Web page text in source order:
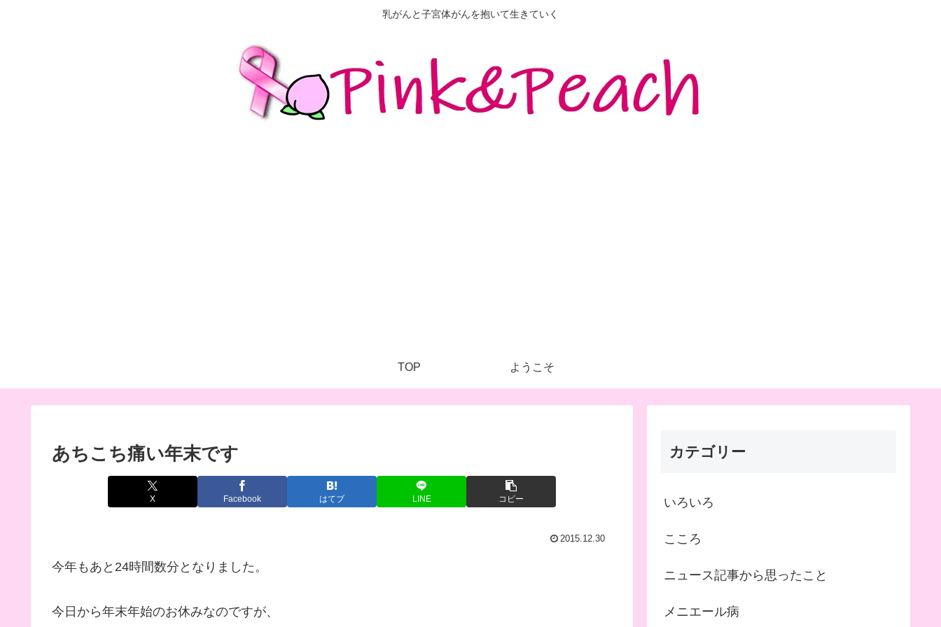
乳がんと子宮体がんを抱いて生きていく
TOP ようこそ
あちこち痛い年末です
X Facebook はてブ LINE コピー
2015.12.30
今年もあと24時間数分となりました。
今日から年末年始のお休みなのですが、
カテゴリー
いろいろ
こころ
ニュース記事から思ったこと
メニエール病